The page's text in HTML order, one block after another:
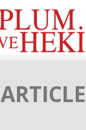
ARTICLE